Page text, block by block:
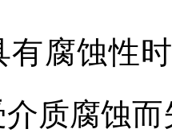
有腐蚀性
质腐蚀而